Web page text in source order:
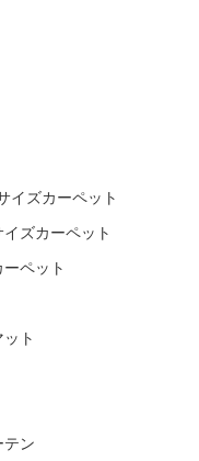
イズカーペット
イズカーペット
ペット
ト
テン